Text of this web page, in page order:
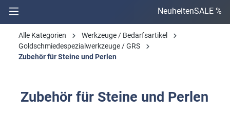
NeuheitenSALE %
Alle Kategorien
Werkzeuge / Bedarfsartikel
Goldschmiedespezialwerkzeuge / GRS
Zubehör für Steine und Perlen
Zubehör für Steine und Perlen